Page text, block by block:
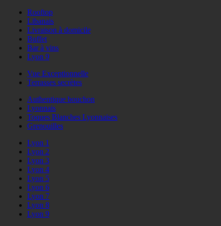
Rooftop
Libanais
Livraison à domicile
Buffet
Bar à vins
Lyon 9
Vue Exceptionnelle
Terrasses secrètes
Authentique bouchon
Lyonnais
Toques Blanches Lyonnaises
Grenouilles
Lyon 1
Lyon 2
Lyon 3
Lyon 4
Lyon 5
Lyon 6
Lyon 7
Lyon 8
Lyon 9